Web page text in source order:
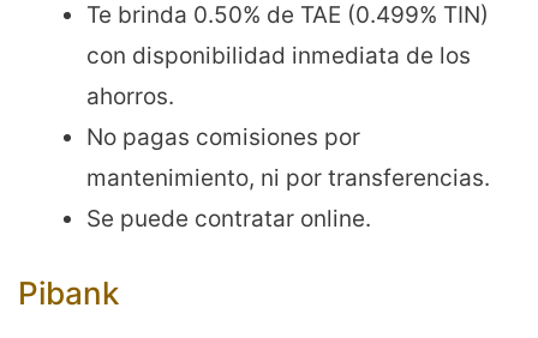
Te brinda 0.50% de TAE (0.499% TIN)
con disponibilidad inmediata de los
ahorros.
No pagas comisiones por
mantenimiento, ni por transferencias.
Se puede contratar online.
Pibank